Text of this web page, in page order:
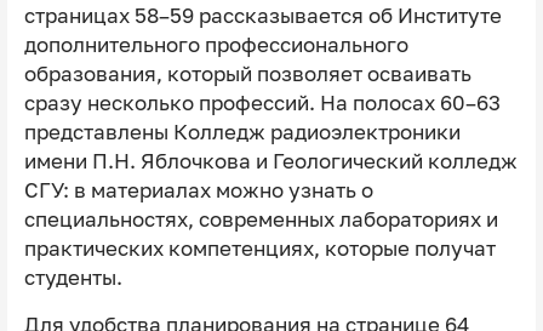
страницах 58–59 рассказывается об Институте
дополнительного профессионального
образования, который позволяет осваивать
сразу несколько профессий. На полосах 60–63
представлены Колледж радиоэлектроники
имени П.Н. Яблочкова и Геологический колледж
СГУ: в материалах можно узнать о
специальностях, современных лабораториях и
практических компетенциях, которые получат
студенты.
Для удобства планирования на странице 64